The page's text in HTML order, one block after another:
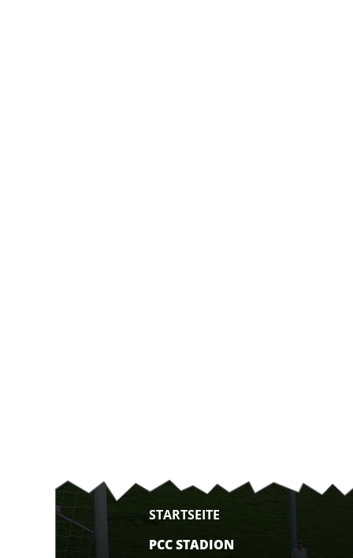
STARTSEITE
PCC STADION